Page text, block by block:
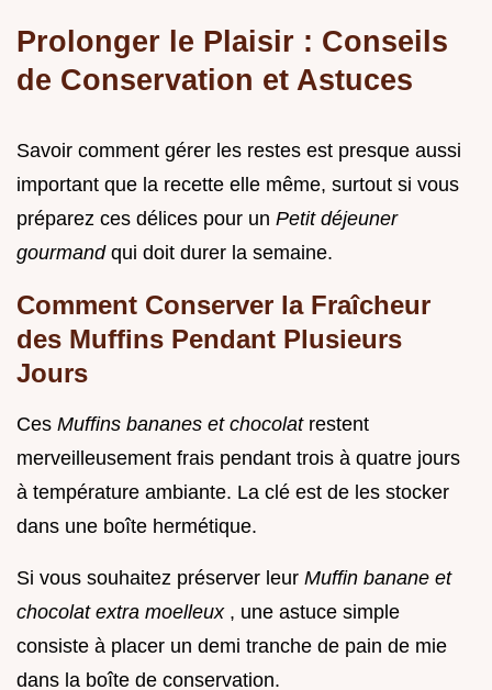
Prolonger le Plaisir : Conseils
de Conservation et Astuces
Savoir comment gérer les restes est presque aussi
important que la recette elle même, surtout si vous
préparez ces délices pour un Petit déjeuner
gourmand qui doit durer la semaine.
Comment Conserver la Fraîcheur
des Muffins Pendant Plusieurs
Jours
Ces Muffins bananes et chocolat restent
merveilleusement frais pendant trois à quatre jours
à température ambiante. La clé est de les stocker
dans une boîte hermétique.
Si vous souhaitez préserver leur Muffin banane et
chocolat extra moelleux , une astuce simple
consiste à placer un demi tranche de pain de mie
dans la boîte de conservation.